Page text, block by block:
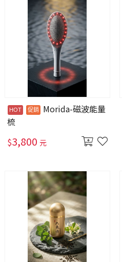
Morida-磁波能量
梳
$3,800 元